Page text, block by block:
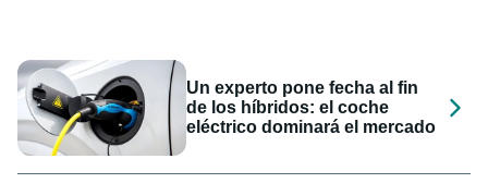
Un experto pone fecha al fin
de los híbridos: el coche
eléctrico dominará el mercado